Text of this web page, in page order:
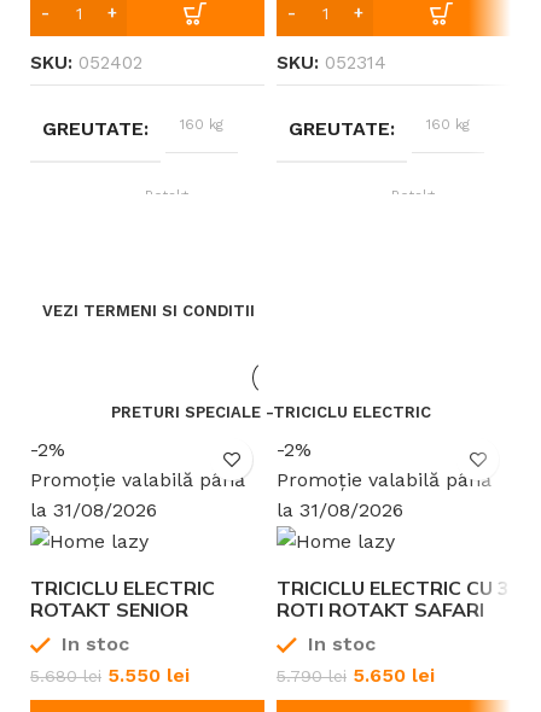
SKU: 052402
GREUTATE 160 kg
Rotakt
SKU: 052314
GREUTATE 160 kg
Rotakt
VEZI TERMENI SI CONDITII
PRETURI SPECIALE -TRICICLU ELECTRIC
-2%
Promoție valabilă până
la 31/08/2026
TRICICLU ELECTRIC
ROTAKT SENIOR
MOTOR 1000W VITEZĂ
25 KM/H AUTONOMIE
PANA LA 62 KM BATERIE
PLUMB-ACID 60V 20AH
In stoc
5.680lei 5.550 lei
-2%
Promoție valabilă până
la 31/08/2026
TRICICLU ELECTRIC CU 3
ROTI ROTAKT SAFARI
MOTOR 1000W 25 KM/H
AUTONOMIE PANA LA
62 KM BATERIE PLUMB-
ACID 60V
In stoc
5.790lei 5.650 lei